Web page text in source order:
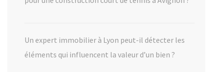
Un expert immobilier à Lyon peut-il détecter les
éléments qui influencent la valeur d’un bien ?